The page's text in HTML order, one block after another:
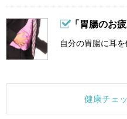
「胃腸のお
自分の胃腸に耳
健康チェ